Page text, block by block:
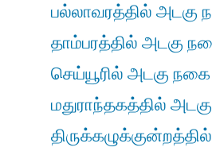
பல்லாவரத்தில் அடகு
தாம்பரத்தில் அடகு
செய்யூரில் அடகு நகை
மதுராந்தகத்தில்